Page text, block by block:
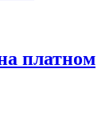
платном